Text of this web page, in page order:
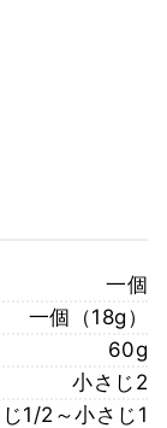
一個
一個（18g）
60g
小さじ2
1/2～小さじ1